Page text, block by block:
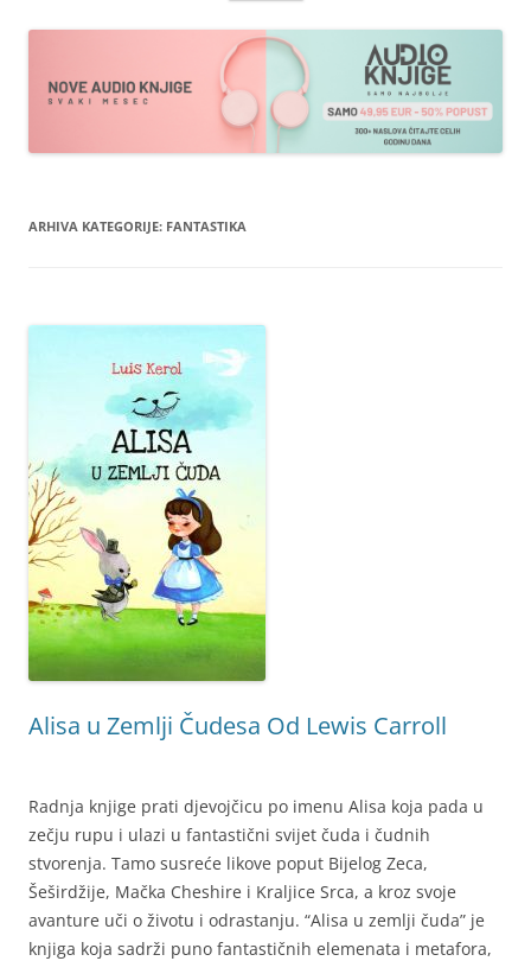
sadržaja
ARHIVA KATEGORIJE: FANTASTIKA
Alisa u Zemlji Čudesa Od Lewis Carroll
Radnja knjige prati djevojčicu po imenu Alisa koja pada u
zečju rupu i ulazi u fantastični svijet čuda i čudnih
stvorenja. Tamo susreće likove poput Bijelog Zeca,
Šeširdžije, Mačka Cheshire i Kraljice Srca, a kroz svoje
avanture uči o životu i odrastanju. “Alisa u zemlji čuda” je
knjiga koja sadrži puno fantastičnih elemenata i metafora,